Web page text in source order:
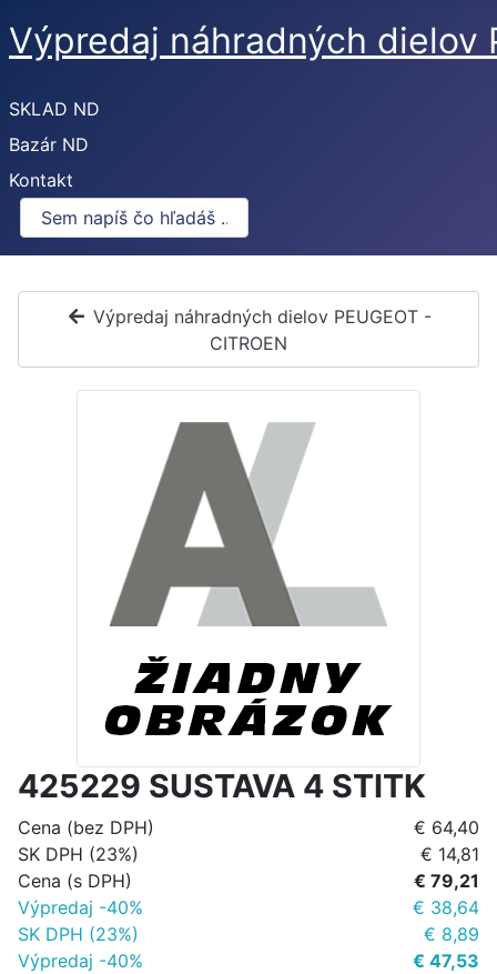
Výpredaj náhradných dielov
SKLAD ND
Bazár ND
Kontakt
Výpredaj náhradných dielov PEUGEOT -
CITROEN
425229 SUSTAVA 4 STITK
Cena (bez DPH)
€ 64,40
SK DPH (23%)
€ 14,81
Cena (s DPH)
€ 79,21
Výpredaj -40%
€ 38,64
SK DPH (23%)
€ 8,89
Výpredaj -40%
€ 47,53